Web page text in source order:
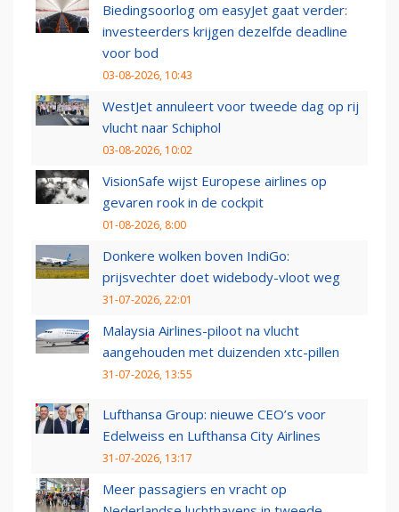
Biedingsoorlog om easyJet gaat verder:
investeerders krijgen dezelfde deadline
voor bod
03-08-2026, 10:43
WestJet annuleert voor tweede dag op rij
vlucht naar Schiphol
03-08-2026, 10:02
VisionSafe wijst Europese airlines op
gevaren rook in de cockpit
01-08-2026, 8:00
Donkere wolken boven IndiGo:
prijsvechter doet widebody-vloot weg
31-07-2026, 22:01
Malaysia Airlines-piloot na vlucht
aangehouden met duizenden xtc-pillen
31-07-2026, 13:55
Lufthansa Group: nieuwe CEO’s voor
Edelweiss en Lufthansa City Airlines
31-07-2026, 13:17
Meer passagiers en vracht op